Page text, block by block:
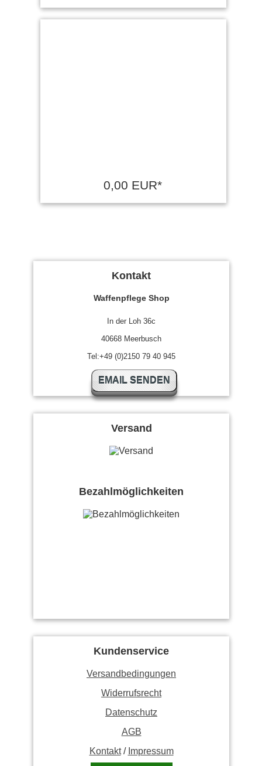
0,00 EUR*
Kontakt
Waffenpflege Shop
In der Loh 36c
40668 Meerbusch
Tel:+49 (0)2150 79 40 945
EMAIL SENDEN
Versand
Bezahlmöglichkeiten
Kundenservice
Versandbedingungen
Widerrufsrecht
Datenschutz
AGB
Kontakt/ Impressum